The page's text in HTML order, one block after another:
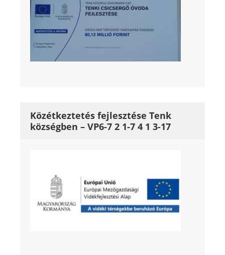
Közétkeztetés fejlesztése Tenk
községben – VP6-7 2 1-7 4 1 3-17